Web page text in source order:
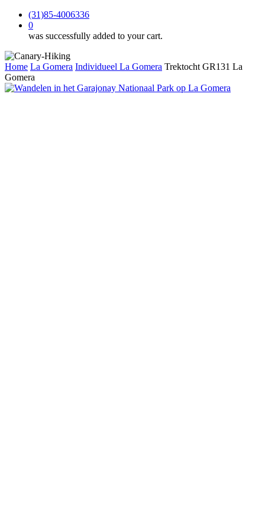
(31)85-4006336
0
was successfully added to your cart.
Home La Gomera Individueel La Gomera Trektocht GR131 La
Gomera